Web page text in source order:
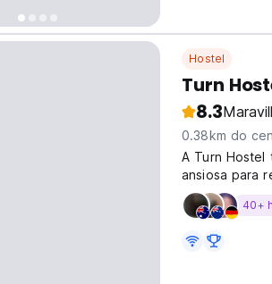
Hostel
Turn
8.3
0.38km do
A Turn Hostel
ansiosa para
40+